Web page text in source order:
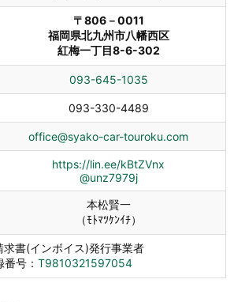
〒806－0011
福岡県北九州市八幡西区
紅梅一丁目8-6-302
093-645-1035
093-330-4489
office@syako-car-touroku.com
https://lin.ee/kBtZVnx
@unz7979j
本松賢一
（ﾓﾄﾏﾂｹﾝｲﾁ）
求書(インボイス)発行事業者
番号： T9810321597054